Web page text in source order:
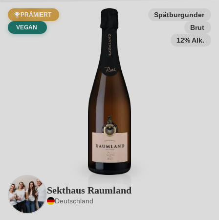
Spätburgunder
Brut
12% Alk.
PRÄMIERT
VEGAN
Sekthaus Raumland
Deutschland